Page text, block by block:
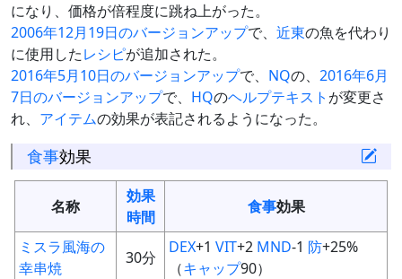
になり、価格が倍程度に跳ね上がった。
2006年12月19日のバージョンアップで、 近東の魚を代わり
に使用したレシピが追加された。
2016年5月10日のバージョンアップで、 NQの、 2016年6月
7日のバージョンアップで、 HQのヘルプテキスト が変更さ
れ、 アイテムの効果が表記されるようになった。
食事効果
名称
効果
時間
食事効果
ミスラ風海の
幸串焼
30分
DEX+1 VIT+2 MND-1 防+25%
（キャップ90）